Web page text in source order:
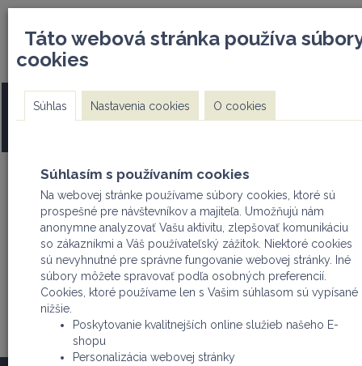
nad 500€
PRE ODSÚHLASENIE REGISTRÁCIE SA TREBA REGISTROVAŤ
FIRMA (odfajknúť na začiatku registrácie - PRÁVNICKÁ
Užívateľ
Prihlásiť
Registrovať
Košík
Nákupný košík
produkty články cenníky kontakt
Táto webová stránka používa
cookies
Súhlas Nastavenia cookies O cookies
Súhlasím s používaním cookies
Na webovej stránke používame súbory cookies, ktoré sú
prospešné pre návštevníkov a majiteľa. Umožňujú nám
anonymne analyzovať Vašu aktivitu, zlepšovať komunikáciu
so zákazníkmi a Váš používateľský zážitok. Niektoré cookies
sú nevyhnutné pre správne fungovanie webovej stránky. Iné
súbory môžete spravovať podľa osobných preferencií.
Cookies, ktoré používame len s Vašim súhlasom sú vypísané
nižšie.
Poskytovanie kvalitnejších online služieb našeho E-
shopu
Personalizácia webovej stránky